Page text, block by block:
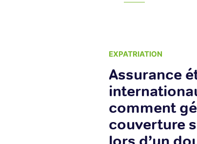
EXPATRIATION
Assurance
comment
couverture